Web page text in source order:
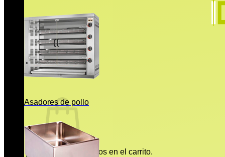
No hay productos en el carrito.
Asadores de pollo